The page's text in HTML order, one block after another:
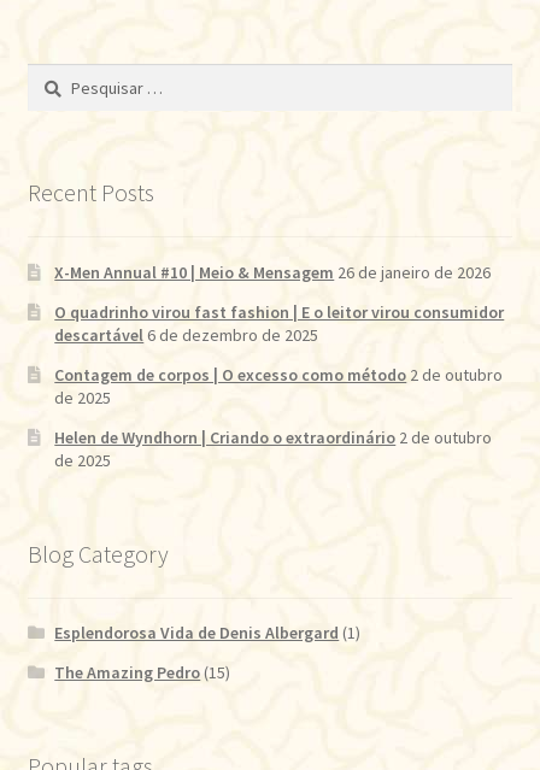
Pesquisar
Recent Posts
X-Men Annual #10 | Meio & Mensagem 26 de janeiro de 2026
O quadrinho virou fast fashion | E o leitor virou consumidor
descartável 6 de dezembro de 2025
Contagem de corpos | O excesso como método 2 de outubro
de 2025
Helen de Wyndhorn | Criando o extraordinário 2 de outubro
de 2025
Blog Category
Esplendorosa Vida de Denis Albergard (1)
The Amazing Pedro(15)